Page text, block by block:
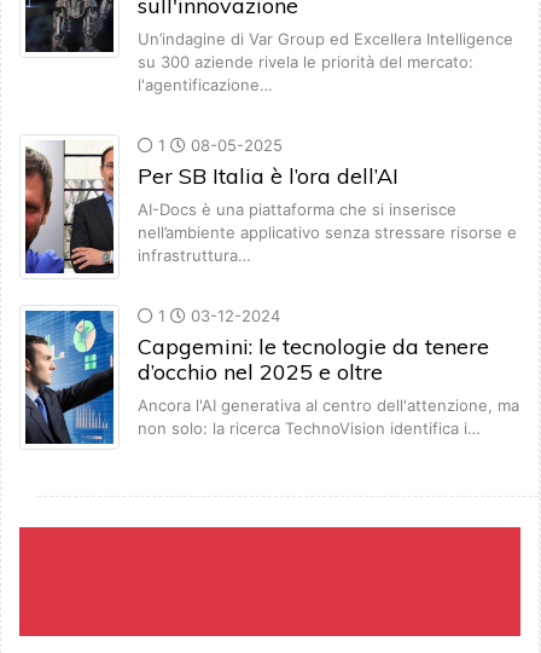
sull'innovazione
Un’indagine di Var Group ed Excellera Intelligence
su 300 aziende rivela le priorità del mercato:
l'agentificazione…
1 08-05-2025
Per SB Italia è l’ora dell’AI
AI-Docs è una piattaforma che si inserisce
nell’ambiente applicativo senza stressare risorse e
infrastruttura…
1 03-12-2024
Capgemini: le tecnologie da tenere
d’occhio nel 2025 e oltre
Ancora l'AI generativa al centro dell'attenzione, ma
non solo: la ricerca TechnoVision identifica i…